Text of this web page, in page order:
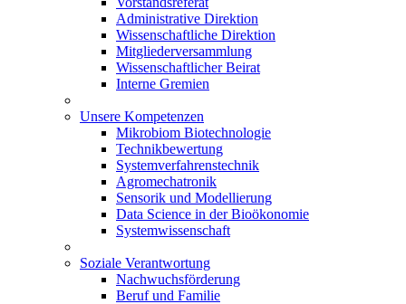
Administrative Direktion
Wissenschaftliche Direktion
Mitgliederversammlung
Wissenschaftlicher Beirat
Interne Gremien
Unsere Kompetenzen
Mikrobiom Biotechnologie
Technikbewertung
Systemverfahrenstechnik
Agromechatronik
Sensorik und Modellierung
Data Science in der Bioökonomie
Systemwissenschaft
Soziale Verantwortung
Nachwuchsförderung
Beruf und Familie